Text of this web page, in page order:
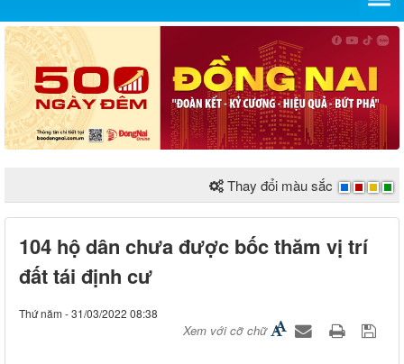
Thay đổi màu sắc
104 hộ dân chưa được bốc thăm vị trí
đất tái định cư
Thứ năm - 31/03/2022 08:38
Xem với cỡ chữ